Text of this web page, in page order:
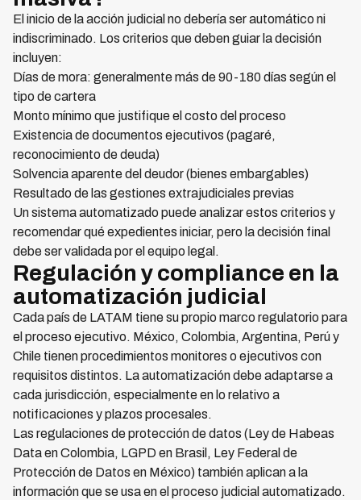
El inicio de la acción judicial no debería ser automático ni
indiscriminado. Los criterios que deben guiar la decisión
incluyen:
Días de mora: generalmente más de 90-180 días según el
tipo de cartera
Monto mínimo que justifique el costo del proceso
Existencia de documentos ejecutivos (pagaré,
reconocimiento de deuda)
Solvencia aparente del deudor (bienes embargables)
Resultado de las gestiones extrajudiciales previas
Un sistema automatizado puede analizar estos criterios y
recomendar qué expedientes iniciar, pero la decisión final
debe ser validada por el equipo legal.
Regulación y compliance en la
automatización judicial
Cada país de LATAM tiene su propio marco regulatorio para
el proceso ejecutivo. México, Colombia, Argentina, Perú y
Chile tienen procedimientos monitores o ejecutivos con
requisitos distintos. La automatización debe adaptarse a
cada jurisdicción, especialmente en lo relativo a
notificaciones y plazos procesales.
Las regulaciones de protección de datos (Ley de Habeas
Data en Colombia, LGPD en Brasil, Ley Federal de
Protección de Datos en México) también aplican a la
información que se usa en el proceso judicial automatizado.